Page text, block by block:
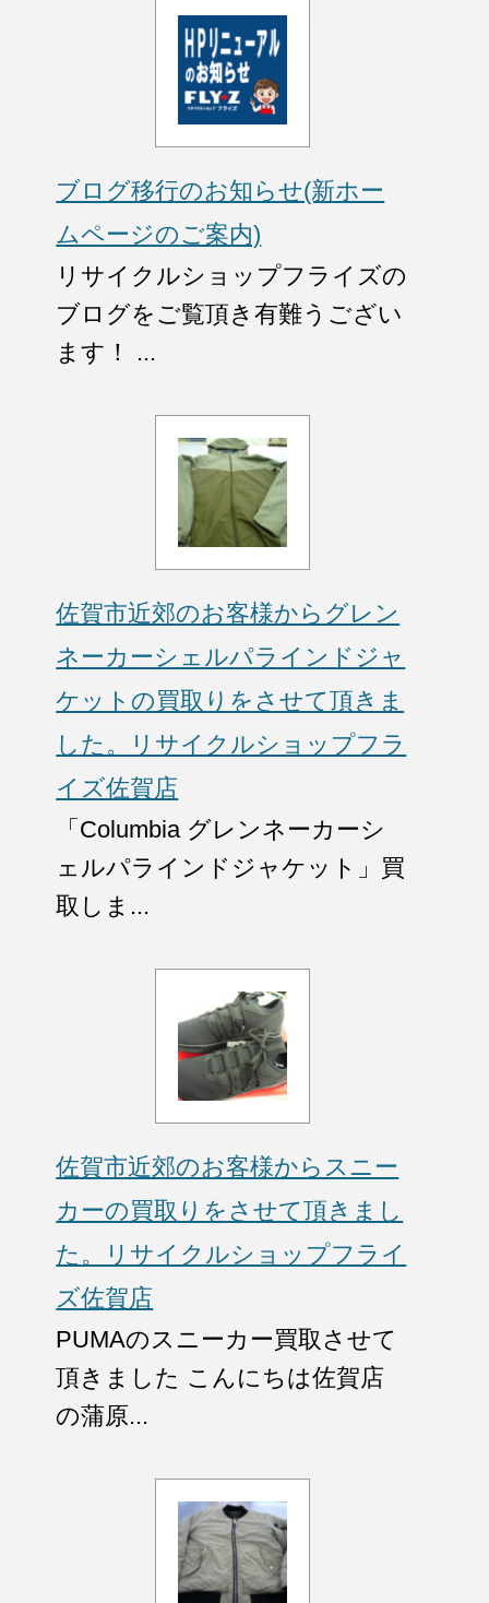
ブログ移行のお知らせ(新ホー
ムページのご案内)
リサイクルショップフライズの
ブログをご覧頂き有難うござい
ます！ ...
佐賀市近郊のお客様からグレン
ネーカーシェルパラインドジャ
ケットの買取りをさせて頂きま
した。リサイクルショップフラ
イズ佐賀店
「Columbia グレンネーカーシ
ェルパラインドジャケット」買
取しま...
佐賀市近郊のお客様からスニー
カーの買取りをさせて頂きまし
た。リサイクルショップフライ
ズ佐賀店
PUMAのスニーカー買取させて
頂きました こんにちは佐賀店
の蒲原...